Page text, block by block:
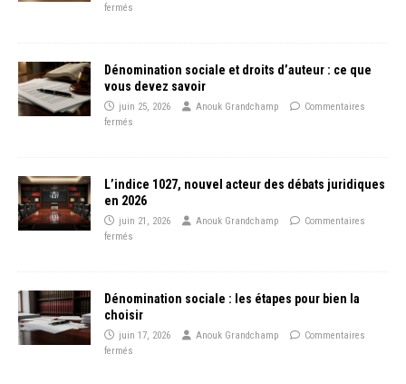
fermés
Dénomination sociale et droits d’auteur : ce que
vous devez savoir
juin 25, 2026 Anouk Grandchamp
Commentaires
fermés
L’indice 1027, nouvel acteur des débats juridiques
en 2026
juin 21, 2026 Anouk Grandchamp
Commentaires
fermés
Dénomination sociale : les étapes pour bien la
choisir
juin 17, 2026 Anouk Grandchamp
Commentaires
fermés